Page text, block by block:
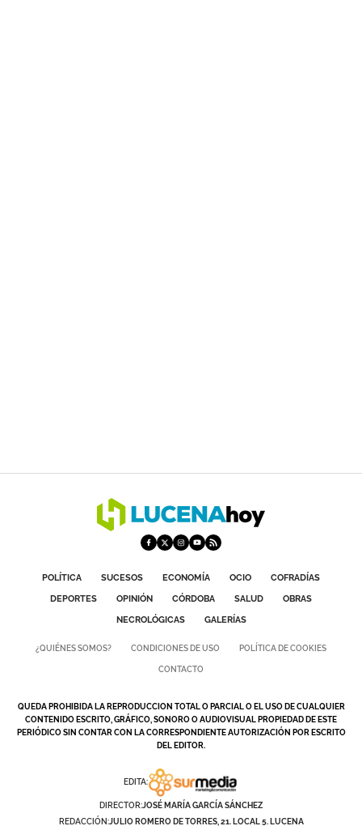
POLÍTICA SUCESOS ECONOMÍA OCIO
COFRADÍAS
DEPORTES
OPINIÓN CÓRDOBA SALUD
OBRAS
NECROLÓGICAS
GALERÍAS
¿QUIÉNES SOMOS? CONDICIONES DE USO POLÍTICA DE COOKIES
CONTACTO
QUEDA PROHIBIDA LA REPRODUCCION TOTAL O PARCIAL O EL USO DE CUALQUIER
CONTENIDO ESCRITO, GRÁFICO, SONORO O AUDIOVISUAL PROPIEDAD DE ESTE
PERIÓDICO SIN CONTAR CON LA CORRESPONDIENTE AUTORIZACIÓN POR ESCRITO
DEL EDITOR.
EDITA:
DIRECTOR:JOSÉ MARÍA GARCÍA SÁNCHEZ
REDACCIÓN:JULIO ROMERO DE TORRES, 21. LOCAL 5. LUCENA